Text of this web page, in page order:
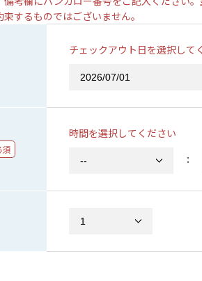
するものではございません。
チェックアウト日を選択して
須
時間を選択してください
：